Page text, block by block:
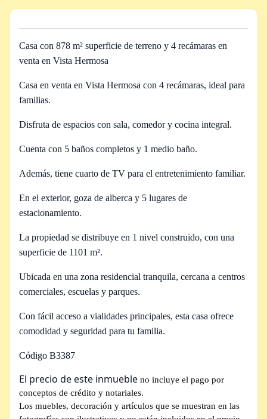
Casa con 878 m² superficie de terreno y 4 recámaras en
venta en Vista Hermosa
Casa en venta en Vista Hermosa con 4 recámaras, ideal para
familias.
Disfruta de espacios con sala, comedor y cocina integral.
Cuenta con 5 baños completos y 1 medio baño.
Además, tiene cuarto de TV para el entretenimiento familiar.
En el exterior, goza de alberca y 5 lugares de
estacionamiento.
La propiedad se distribuye en 1 nivel construido, con una
superficie de 1101 m².
Ubicada en una zona residencial tranquila, cercana a centros
comerciales, escuelas y parques.
Con fácil acceso a vialidades principales, esta casa ofrece
comodidad y seguridad para tu familia.
Código B3387
El precio de este inmueble no incluye el pago por
conceptos de crédito y notariales.
Los muebles, decoración y artículos que se muestran en las